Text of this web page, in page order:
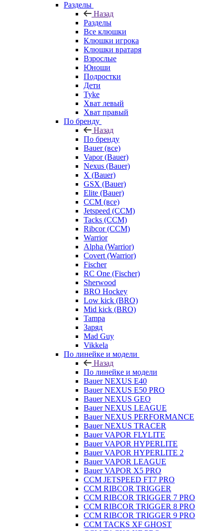
Разделы
Назад
Разделы
Все клюшки
Клюшки игрока
Клюшки вратаря
Взрослые
Юноши
Подростки
Дети
Tyke
Хват левый
Хват правый
По бренду
Назад
По бренду
Bauer (все)
Vapor (Bauer)
Nexus (Bauer)
X (Bauer)
GSX (Bauer)
Elite (Bauer)
CCM (все)
Jetspeed (CCM)
Tacks (CCM)
Ribcor (CCM)
Warrior
Alpha (Warrior)
Covert (Warrior)
Fischer
RC One (Fischer)
Sherwood
BRO Hockey
Low kick (BRO)
Mid kick (BRO)
Tampa
Заряд
Mad Guy
Vikkela
По линейке и модели
Назад
По линейке и модели
Bauer NEXUS E40
Bauer NEXUS E50 PRO
Bauer NEXUS GEO
Bauer NEXUS LEAGUE
Bauer NEXUS PERFORMANCE
Bauer NEXUS TRACER
Bauer VAPOR FLYLITE
Bauer VAPOR HYPERLITE
Bauer VAPOR HYPERLITE 2
Bauer VAPOR LEAGUE
Bauer VAPOR X5 PRO
CCM JETSPEED FT7 PRO
CCM RIBCOR TRIGGER
CCM RIBCOR TRIGGER 7 PRO
CCM RIBCOR TRIGGER 8 PRO
CCM RIBCOR TRIGGER 9 PRO
CCM TACKS XF GHOST